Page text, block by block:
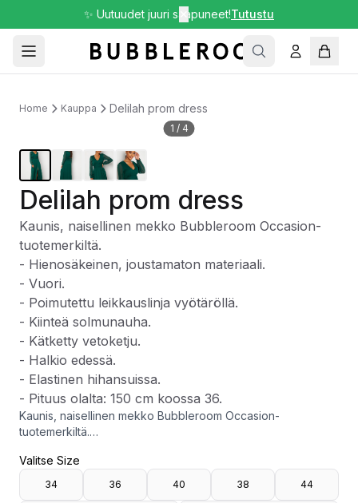
✨ Uutuudet juuri saapuneet!Tutustu
Home Kauppa Delilah prom dress
1 / 4
Delilah prom dress
Kaunis, naisellinen mekko Bubbleroom Occasion-
tuotemerkiltä.
- Hienosäkeinen, joustamaton materiaali.
- Vuori.
- Poimutettu leikkauslinja vyötäröllä.
- Kiinteä solmunauha.
- Kätketty vetoketju.
- Halkio edessä.
- Elastinen hihansuissa.
- Pituus olalta: 150 cm koossa 36.
Kaunis, naisellinen mekko Bubbleroom Occasion-
tuotemerkiltä.
- Vuori.
- Poimutettu leikkauslinja vyötäröllä.
- Kiinteä solmunauha.
Valitse Size
34 36 40 38 44